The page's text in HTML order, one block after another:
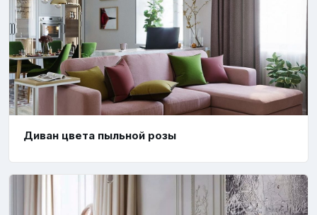
Диван цвета пыльной розы